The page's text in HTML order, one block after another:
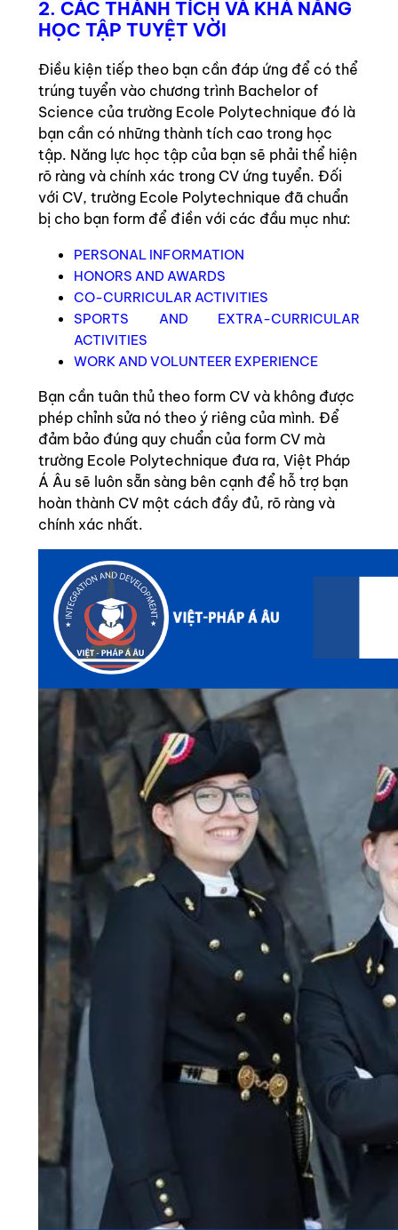
2. CÁC THÀNH TÍCH VÀ KHẢ NĂNG
HỌC TẬP TUYỆT VỜI
Điều kiện tiếp theo bạn cần đáp ứng để có thể
trúng tuyển vào chương trình Bachelor of
Science của trường Ecole Polytechnique đó là
bạn cần có những thành tích cao trong học
tập. Năng lực học tập của bạn sẽ phải thể hiện
rõ ràng và chính xác trong CV ứng tuyển. Đối
với CV, trường Ecole Polytechnique đã chuẩn
bị cho bạn form để điền với các đầu mục như:
PERSONAL INFORMATION
HONORS AND AWARDS
CO-CURRICULAR ACTIVITIES
SPORTS AND EXTRA-CURRICULAR
ACTIVITIES
WORK AND VOLUNTEER EXPERIENCE
Bạn cần tuân thủ theo form CV và không được
phép chỉnh sửa nó theo ý riêng của mình. Để
đảm bảo đúng quy chuẩn của form CV mà
trường Ecole Polytechnique đưa ra, Việt Pháp
Á Âu sẽ luôn sẵn sàng bên cạnh để hỗ trợ bạn
hoàn thành CV một cách đầy đủ, rõ ràng và
chính xác nhất.